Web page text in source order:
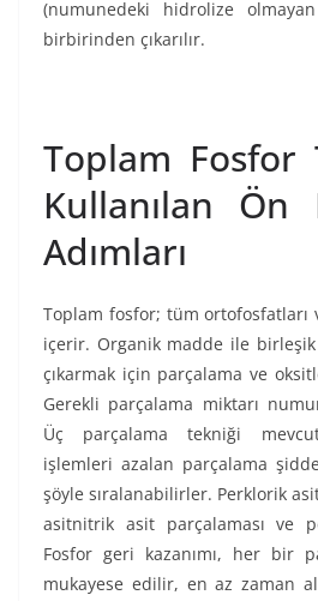
(numunedeki hidrolize
birbirinden çıkarılır.
Toplam Fosfor
Kullanılan Ön
Adımları
Toplam fosfor; tüm ortofosfatları
içerir. Organik madde ile
çıkarmak için parçalama ve
Gerekli parçalama miktarı
Üç parçalama tekniği
işlemleri azalan parçalama
şöyle sıralanabilirler. Perklorik
asitnitrik asit parçalaması ve
Fosfor geri kazanımı, her bir
mukayese edilir, en az zaman